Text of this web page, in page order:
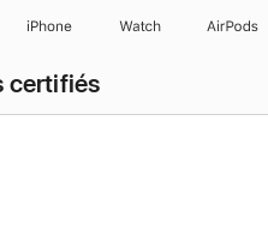
iPhone Watch AirPods
certifiés